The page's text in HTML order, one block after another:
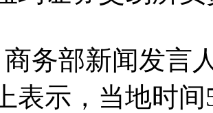
部新闻发言人
表示，当地时